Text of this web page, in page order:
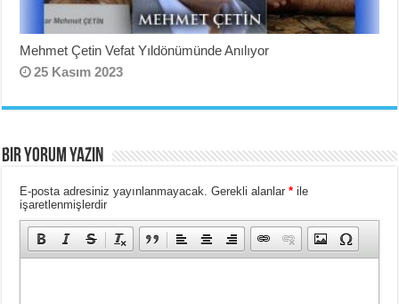
Mehmet Çetin Vefat Yıldönümünde Anılıyor
25 Kasım 2023
BIR YORUM YAZIN
E-posta adresiniz yayınlanmayacak. Gerekli alanlar* ile
işaretlenmişlerdir